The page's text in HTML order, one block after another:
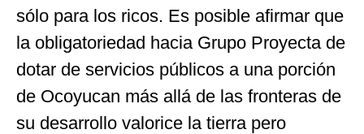
sólo para los ricos. Es posible afirmar que
la obligatoriedad hacia Grupo Proyecta de
dotar de servicios públicos a una porción
de Ocoyucan más allá de las fronteras de
su desarrollo valorice la tierra pero